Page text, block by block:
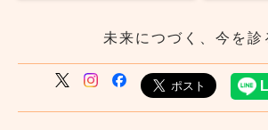
未来につづく、今を診